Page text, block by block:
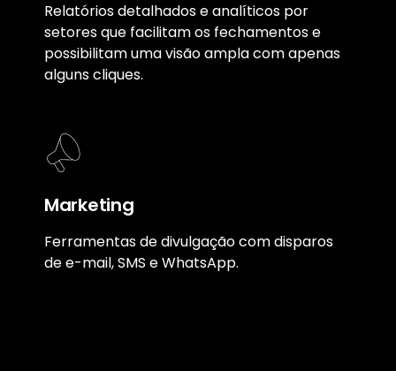
Relatórios detalhados e analíticos por
setores que facilitam os fechamentos e
possibilitam uma visão ampla com apenas
alguns cliques.
Marketing
Ferramentas de divulgação com disparos
de e-mail, SMS e WhatsApp.